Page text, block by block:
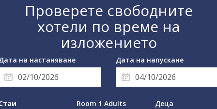
Проверете свободните
хотели по време на
изложението
на настаняване Дата на напускане
Room 1 Adults Деца